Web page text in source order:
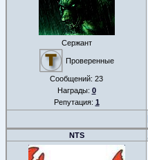
Сержант
Проверенные
Сообщений: 23
Награды: 0
Репутация: 1
NTS